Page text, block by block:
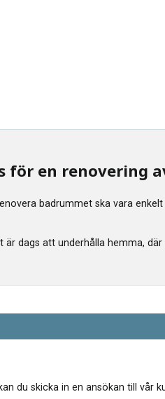
för en renovering
badrummet ska vara
är dags att underhålla hemma,
du skicka in en ansökan till